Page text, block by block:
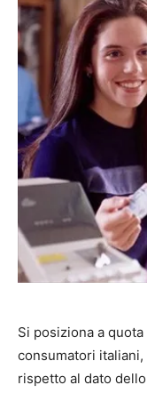
Si posiziona a
consumatori
rispetto al dato